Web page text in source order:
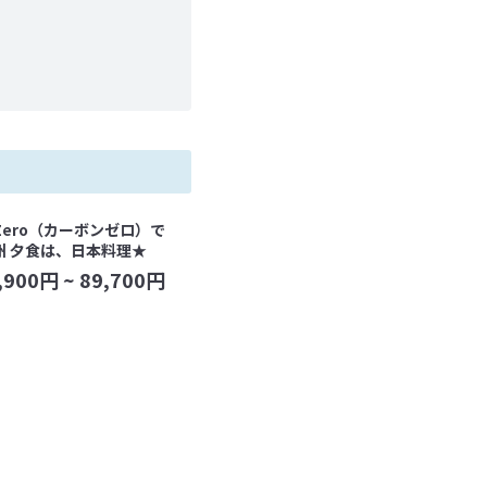
（カーボンゼロ）で
夕食は、日本料理★
円 ~ 89,700円